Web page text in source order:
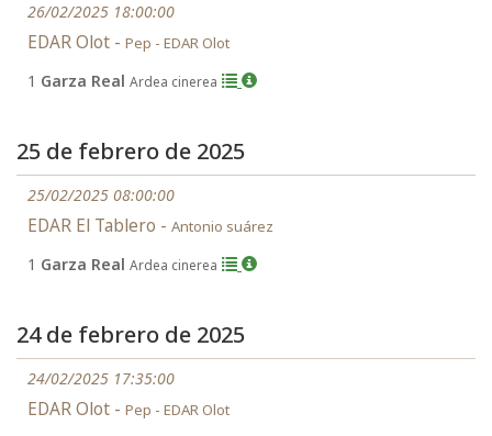
26/02/2025 18:00:00
EDAR Olot - Pep - EDAR Olot
1 Garza Real Ardea cinerea
25 de febrero de 2025
25/02/2025 08:00:00
EDAR El Tablero - Antonio suárez
1 Garza Real Ardea cinerea
24 de febrero de 2025
24/02/2025 17:35:00
EDAR Olot - Pep - EDAR Olot